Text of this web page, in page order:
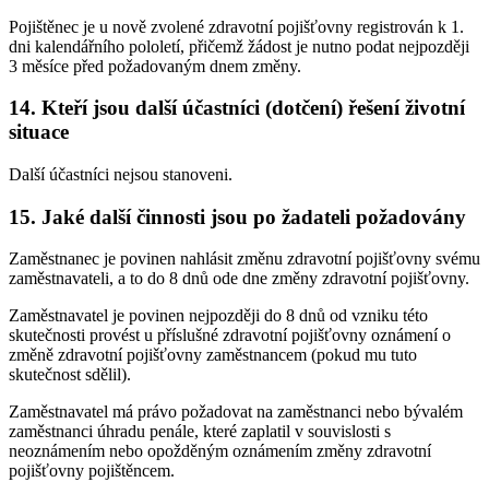
Pojištěnec je u nově zvolené zdravotní pojišťovny registrován k 1.
dni kalendářního pololetí, přičemž žádost je nutno podat nejpozději
3 měsíce před požadovaným dnem změny.
14. Kteří jsou další účastníci (dotčení) řešení životní
situace
Další účastníci nejsou stanoveni.
15. Jaké další činnosti jsou po žadateli požadovány
Zaměstnanec je povinen nahlásit změnu zdravotní pojišťovny svému
zaměstnavateli, a to do 8 dnů ode dne změny zdravotní pojišťovny.
Zaměstnavatel je povinen nejpozději do 8 dnů od vzniku této
skutečnosti provést u příslušné zdravotní pojišťovny oznámení o
změně zdravotní pojišťovny zaměstnancem (pokud mu tuto
skutečnost sdělil).
Zaměstnavatel má právo požadovat na zaměstnanci nebo bývalém
zaměstnanci úhradu penále, které zaplatil v souvislosti s
neoznámením nebo opožděným oznámením změny zdravotní
pojišťovny pojištěncem.